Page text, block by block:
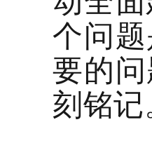
个问
要的
刻铭记